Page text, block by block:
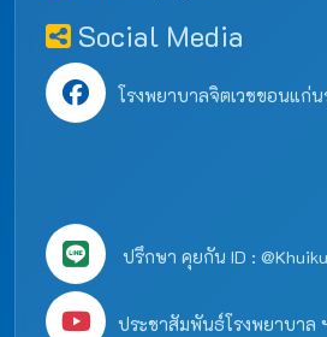
Social Media
โรงพยาบาลจิตเวชขอนแก่
ปรึกษา คุยกัน ID :
ประชาสัมพันธ์โรงพยาบาล